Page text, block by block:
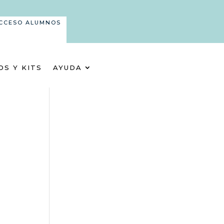
ALUMNOS
Y KITS AYUDA